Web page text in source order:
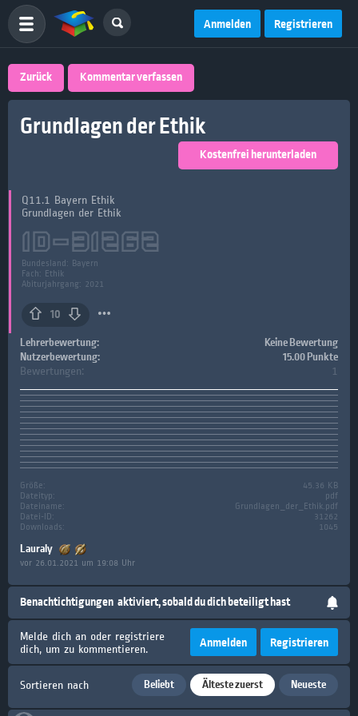
Anmelden Registrieren
Zurück Kommentar verfassen
Grundlagen der Ethik
Kostenfrei herunterladen
Lehrerbewertung:
Keine Bewertung
Nutzerbewertung:
15.00 Punkte
Bewertungen: 1
Größe:
45.36 KB
Dateityp:
pdf
Dateiname:
Grundlagen_der_Ethik.pdf
Datei-ID:
31262
Downloads:
1045
Lauraly
vor 26.01.2021 um 19:08 Uhr
Q11.1 Bayern Ethik
Grundlagen der Ethik
ID-31262
Bundesland: Bayern
Fach: Ethik
Abiturjahrgang: 2021
10
Benachtichtigungen aktiviert, sobald du dich beteiligt hast
Melde dich an oder registriere
dich, um zu kommentieren.
Anmelden Registrieren
Sortieren nach Beliebt Älteste zuerst Neueste